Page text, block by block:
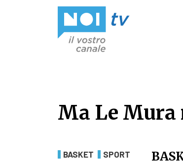
Ma Le Mura
BASKET
SPORT